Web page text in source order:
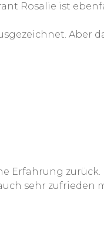
Rosalie ist
Aber
Erfahrung zurück.
sehr zufrieden